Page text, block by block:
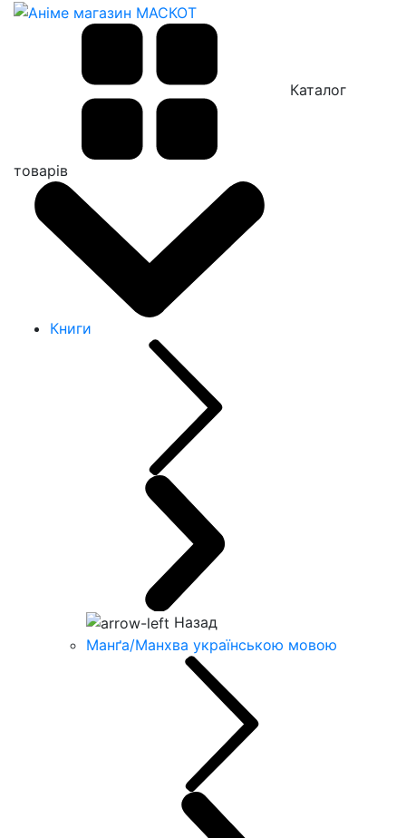
Каталог
товарів
Книги
Назад
Манґа/Манхва українською мовою